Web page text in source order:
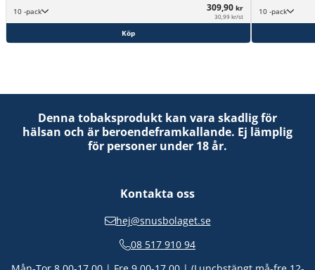
10 -pack 309,90 kr
30,99 kr/st
Köp
10 -pack
Denna tobaksprodukt kan vara skadlig för
hälsan och är beroendeframkallande. Ej lämplig
för personer under 18 år.
Kontakta oss
hej@snusbolaget.se
08 517 910 94